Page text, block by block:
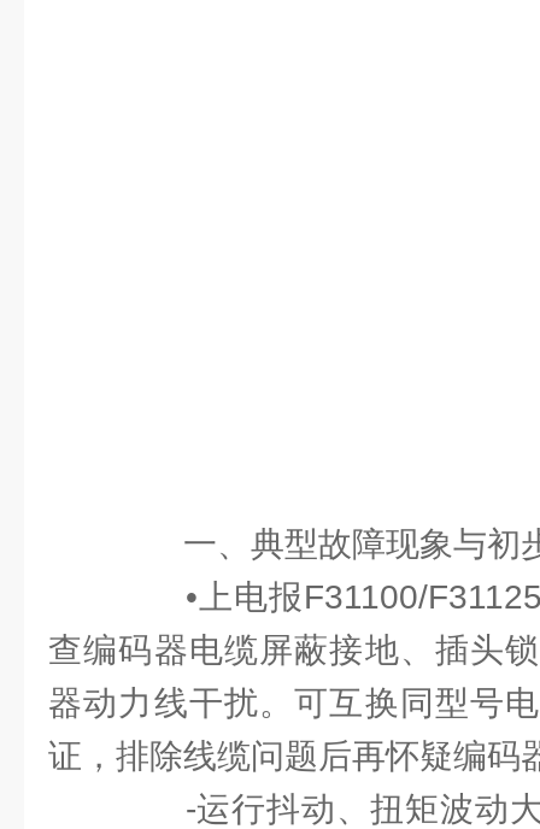
一、典型故障现象与初
•上电报F31100/F31125
查编码器电缆屏蔽接地、插头
器动力线干扰。可互换同型号
证，排除线缆问题后再怀疑编码
-运行抖动、扭矩波动大